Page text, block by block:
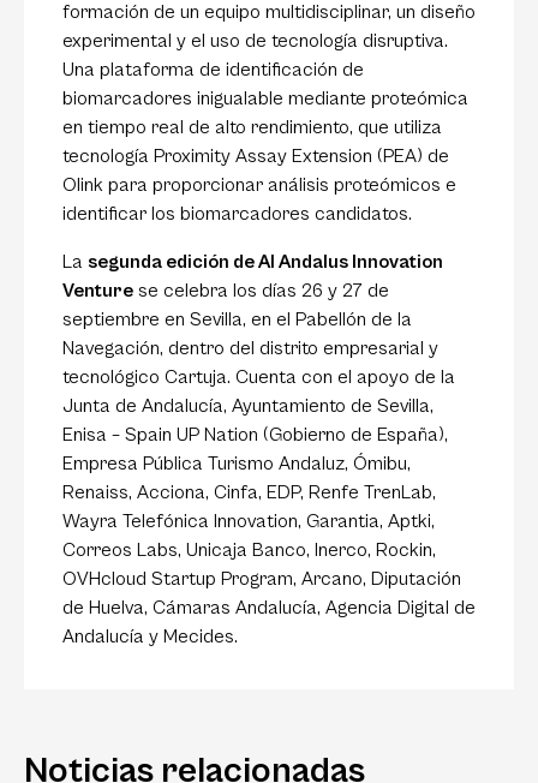
formación de un equipo multidisciplinar, un diseño
experimental y el uso de tecnología disruptiva.
Una plataforma de identificación de
biomarcadores inigualable mediante proteómica
en tiempo real de alto rendimiento, que utiliza
tecnología Proximity Assay Extension (PEA) de
Olink para proporcionar análisis proteómicos e
identificar los biomarcadores candidatos.
La segunda edición de Al Andalus Innovation
Venture se celebra los días 26 y 27 de
septiembre en Sevilla, en el Pabellón de la
Navegación, dentro del distrito empresarial y
tecnológico Cartuja. Cuenta con el apoyo de la
Junta de Andalucía, Ayuntamiento de Sevilla,
Enisa – Spain UP Nation (Gobierno de España),
Empresa Pública Turismo Andaluz, Ómibu,
Renaiss, Acciona, Cinfa, EDP, Renfe TrenLab,
Wayra Telefónica Innovation, Garantia, Aptki,
Correos Labs, Unicaja Banco, Inerco, Rockin,
OVHcloud Startup Program, Arcano, Diputación
de Huelva, Cámaras Andalucía, Agencia Digital de
Andalucía y Mecides.
Noticias relacionadas